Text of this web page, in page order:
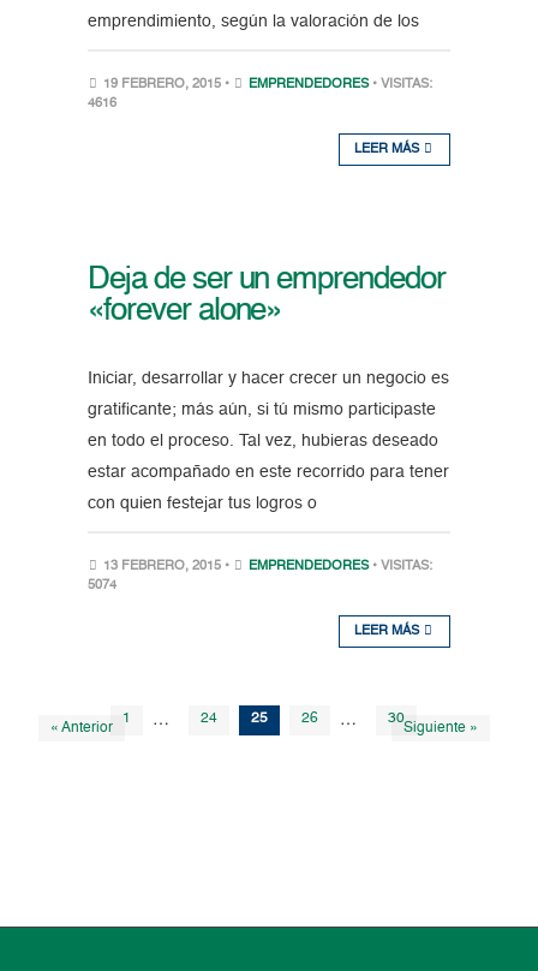
emprendimiento, según la valoración de los
19 FEBRERO, 2015 • EMPRENDEDORES • VISITAS:
4616
LEER MÁS
Deja de ser un emprendedor
«forever alone»
Iniciar, desarrollar y hacer crecer un negocio es
gratificante; más aún, si tú mismo participaste
en todo el proceso. Tal vez, hubieras deseado
estar acompañado en este recorrido para tener
con quien festejar tus logros o
13 FEBRERO, 2015 • EMPRENDEDORES • VISITAS:
5074
LEER MÁS
« Anterior
1 … 24 25 26 … 30
Siguiente »